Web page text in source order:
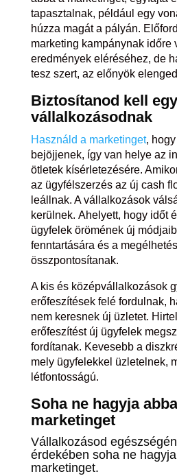
tapasztalnak, például egy
húzza magát a pályán.
marketing kampánynak időre
eredmények eléréséhez, de
tesz szert, az előnyök
Biztosítanod kell
vállalkozásodnak
Használd a marketinget,
bejöjjenek, így van helye az
ötletek kísérletezésére.
az ügyfélszerzés az új cash
leállnak. A vállalkozások
kerülnek. Ahelyett, hogy időt
ügyfelek örömének új
fenntartására és a
összpontosítanak.
A kis és középvállalkozások
erőfeszítések felé fordulnak,
nem keresnek új üzletet.
erőfeszítést új ügyfelek
fordítanak. Kevesebb a
mely ügyfelekkel üzletelnek,
létfontosságú.
Soha ne hagyja
marketinget
Vállalkozásod
érdekében soha ne
marketinget.